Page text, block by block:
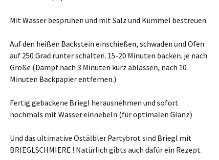
Mit Wasser besprühen und mit Salz und Kümmel bestreuen.
Auf den heißen Backstein einschießen, schwaden und Ofen
auf 250 Grad runter schalten. 15-20 Minuten backen. je nach
Größe (Dampf nach 3 Minuten kurz ablassen, nach 10
Minuten Backpapier entfernen.)
Fertig gebackene Briegl herausnehmen und sofort
nochmals mit Wasser einnebeln (für optimalen Glanz)
Und das ultimative Ostälbler Partybrot sind Briegl mit
BRIEGLSCHMIERE ! Natürlich gibts auch dafür ein Rezept.